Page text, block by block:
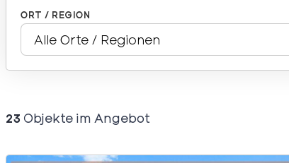
ORT / REGION
23 Objekte im Angebot